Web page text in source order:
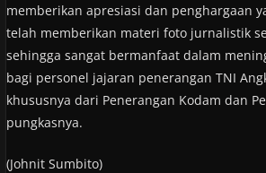
memberikan apresiasi dan penghargaan
telah memberikan materi foto jurnalistik
sehingga sangat bermanfaat dalam
bagi personel jajaran penerangan TNI
khususnya dari Penerangan Kodam dan
pungkasnya.
(Johnit Sumbito)